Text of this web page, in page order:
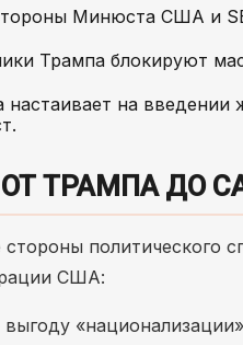
Минюста США и
Трампа блокируют
на введении
ТРАМПА ДО
политического
США: